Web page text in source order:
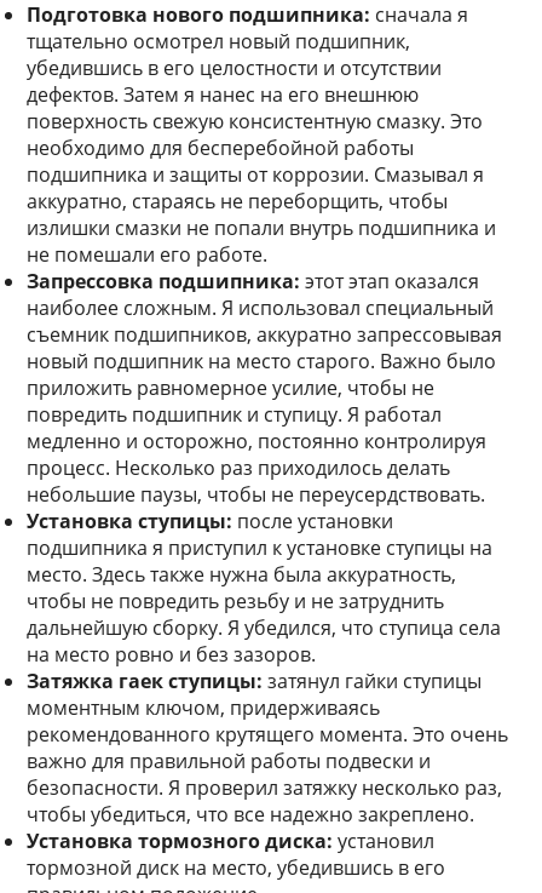
Подготовка нового подшипника: сначала я
тщательно осмотрел новый подшипник,
убедившись в его целостности и отсутствии
дефектов. Затем я нанес на его внешнюю
поверхность свежую консистентную смазку. Это
необходимо для бесперебойной работы
подшипника и защиты от коррозии. Смазывал я
аккуратно, стараясь не переборщить, чтобы
излишки смазки не попали внутрь подшипника и
не помешали его работе.
Запрессовка подшипника: этот этап оказался
наиболее сложным. Я использовал специальный
съемник подшипников, аккуратно запрессовывая
новый подшипник на место старого. Важно было
приложить равномерное усилие, чтобы не
повредить подшипник и ступицу. Я работал
медленно и осторожно, постоянно контролируя
процесс. Несколько раз приходилось делать
небольшие паузы, чтобы не переусердствовать.
Установка ступицы: после установки
подшипника я приступил к установке ступицы на
место. Здесь также нужна была аккуратность,
чтобы не повредить резьбу и не затруднить
дальнейшую сборку. Я убедился, что ступица села
на место ровно и без зазоров.
Затяжка гаек ступицы: затянул гайки ступицы
моментным ключом, придерживаясь
рекомендованного крутящего момента. Это очень
важно для правильной работы подвески и
безопасности. Я проверил затяжку несколько раз,
чтобы убедиться, что все надежно закреплено.
Установка тормозного диска: установил
тормозной диск на место, убедившись в его